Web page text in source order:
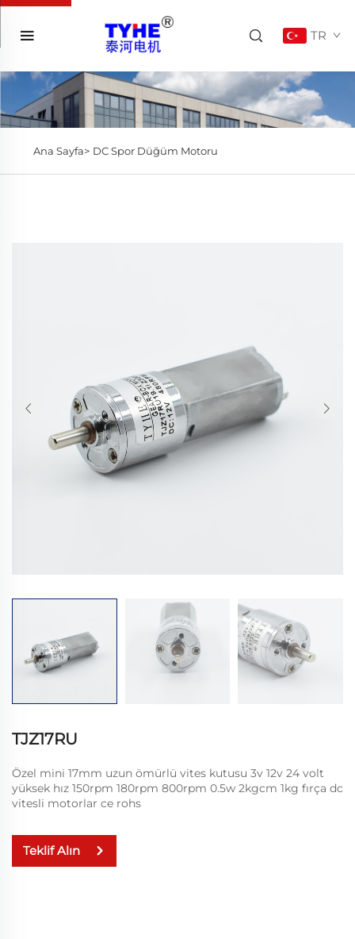
TR
Ana Sayfa> DC Spor Düğüm Motoru
TJZ17RU
Özel mini 17mm uzun ömürlü vites kutusu 3v 12v 24 volt
yüksek hız 150rpm 180rpm 800rpm 0.5w 2kgcm 1kg fırça dc
vitesli motorlar ce rohs
Teklif Alın